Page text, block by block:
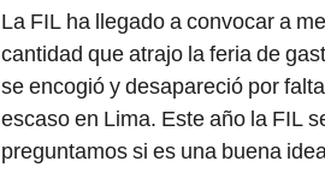
La FIL ha llegado a convocar a
cantidad que atrajo la feria de
se encogió y desapareció por
escaso en Lima. Este año la FIL
preguntamos si es una buena